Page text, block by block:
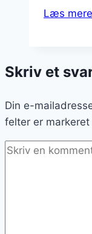
Læs mere
Skriv et
Din e-
felter er markeret